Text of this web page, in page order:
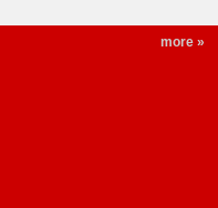
more »